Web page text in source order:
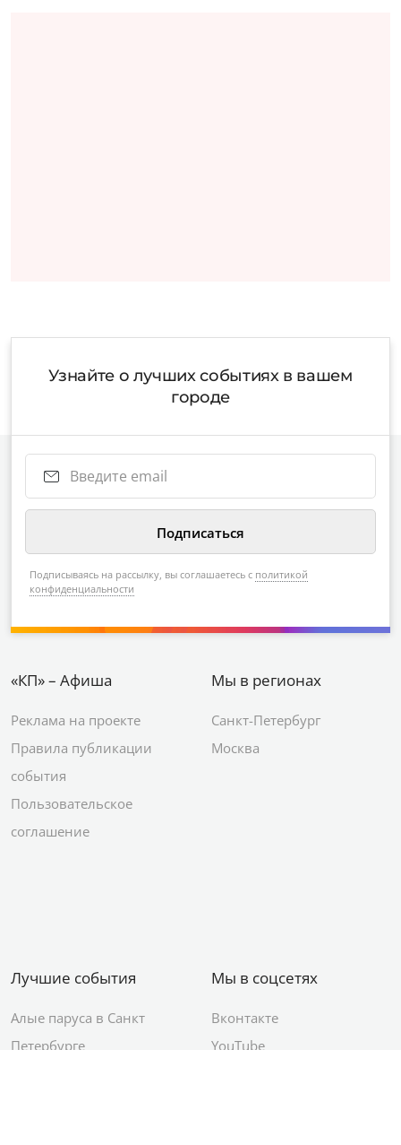
Узнайте о лучших событиях в вашем
городе
Подписываясь на рассылку, вы соглашаетесь с политикой
конфиденциальности
«КП» – Афиша
Реклама на проекте
Правила публикации
события
Пользовательское
соглашение
Мы в регионах
Санкт-Петербург
Москва
Лучшие события
Алые паруса в Санкт
Петербурге
Мы в соцсетях
Вконтакте
YouTube